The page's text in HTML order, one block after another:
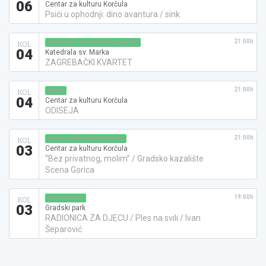
06 Centar za kulturu Korčula
Psići u ophodnji: dino avantura / sink
KOL
04
KONCERT KLASIČNE GLAZBE
Katedrala sv. Marka
ZAGREBAČKI KVARTET
21:00h
KOL
04
KINO
Centar za kulturu Korčula
ODISEJA
21:00h
KOL
03
KAZALIŠNA PREDSTAVA
Centar za kulturu Korčula
“Bez privatnog, molim” / Gradsko kazalište
Scena Gorica
21:00h
KOL
03
RADIONICA
Gradski park
RADIONICA ZA DJECU / Ples na svili / Ivan
Šeparović
19:00h